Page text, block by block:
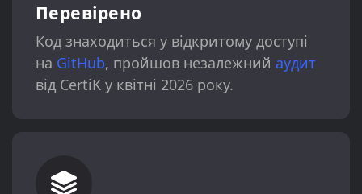
Перевірено
Код знаходиться у відкритому доступі
на GitHub, пройшов незалежний аудит
від CertiK у квітні 2026 року.